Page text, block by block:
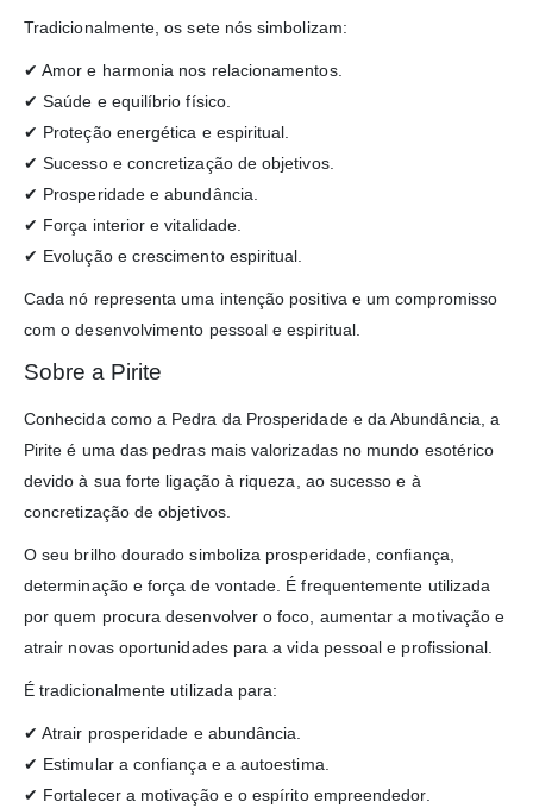
Tradicionalmente, os sete nós simbolizam:
✔ Amor e harmonia nos relacionamentos.
✔ Saúde e equilíbrio físico.
✔ Proteção energética e espiritual.
✔ Sucesso e concretização de objetivos.
✔ Prosperidade e abundância.
✔ Força interior e vitalidade.
✔ Evolução e crescimento espiritual.
Cada nó representa uma intenção positiva e um compromisso
com o desenvolvimento pessoal e espiritual.
Sobre a Pirite
Conhecida como a Pedra da Prosperidade e da Abundância, a
Pirite é uma das pedras mais valorizadas no mundo esotérico
devido à sua forte ligação à riqueza, ao sucesso e à
concretização de objetivos.
O seu brilho dourado simboliza prosperidade, confiança,
determinação e força de vontade. É frequentemente utilizada
por quem procura desenvolver o foco, aumentar a motivação e
atrair novas oportunidades para a vida pessoal e profissional.
É tradicionalmente utilizada para:
✔ Atrair prosperidade e abundância.
✔ Estimular a confiança e a autoestima.
✔ Fortalecer a motivação e o espírito empreendedor.